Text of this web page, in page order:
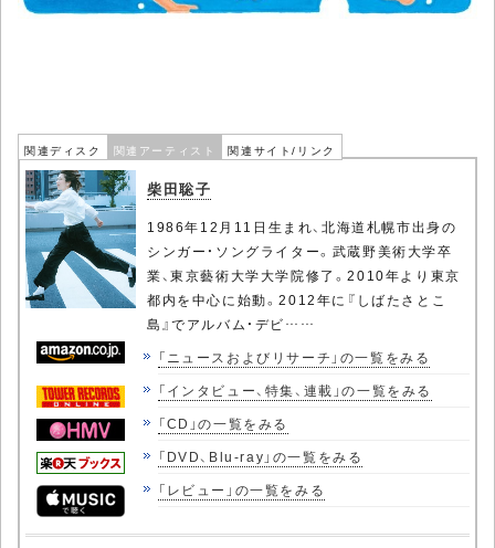
関連ディスク 関連アーティスト 関連サイト/リンク
柴田聡子
1986年12月11日生まれ、北海道札幌市出身の
シンガー・ソングライター。武蔵野美術大学卒
業、東京藝術大学大学院修了。2010年より東京
都内を中心に始動。2012年に『しばたさとこ
島』でアルバム・デビ……
「ニュースおよびリサーチ」の一覧をみる
「インタビュー、特集、連載」の一覧をみる
「CD」の一覧をみる
「DVD、Blu-ray」の一覧をみる
「レビュー」の一覧をみる